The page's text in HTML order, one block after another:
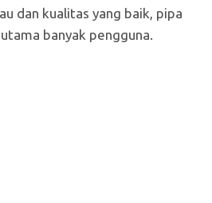
dan kualitas yang baik, pipa
banyak pengguna.